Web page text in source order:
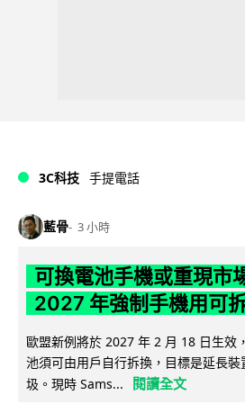
3C科技 手提電話
藍骨 3 小時
可換電池手機或重現
2027 年強制手機用可
歐盟新例將於 2027 年 2 月 18 日生效
池須可由用戶自行拆換，目標是延長
圾。現時 Sams...
閱讀全文